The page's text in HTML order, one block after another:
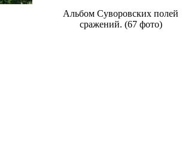
Альбом Суворовских полей
сражений. (67 фото)